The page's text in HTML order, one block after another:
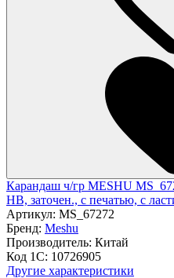
Карандаш ч/гр MESHU
HB, заточен., с печатью, с
Артикул: MS_67272
Бренд: Meshu
Производитель: Китай
Код 1С: 10726905
Другие характеристики